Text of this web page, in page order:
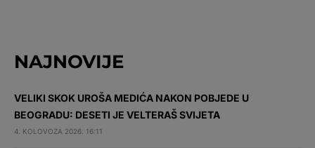
NAJNOVIJE
VELIKI SKOK UROŠA MEDIĆA NAKON POBJEDE U
BEOGRADU: DESETI JE VELTERAŠ SVIJETA
4. KOLOVOZA 2026. 16:11